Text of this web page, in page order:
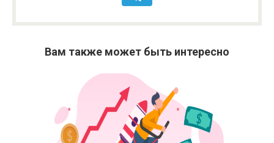
Вам также может быть интересно